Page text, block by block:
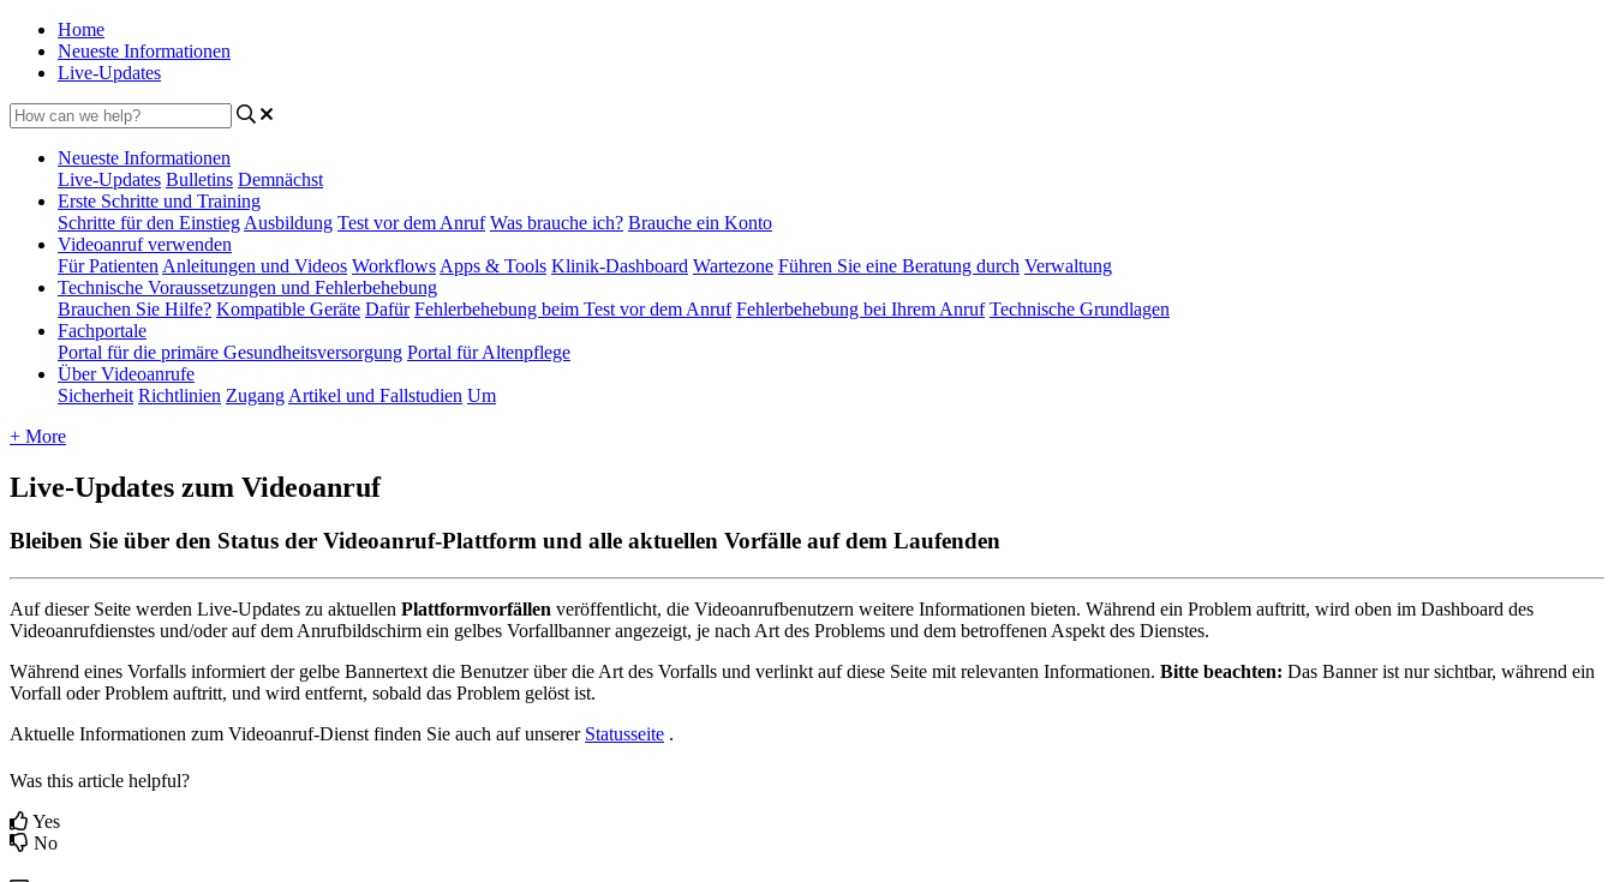
Home
Neueste Informationen
Live-Updates
Neueste Informationen
Live-Updates Bulletins Demnächst
Erste Schritte und Training
Schritte für den Einstieg Ausbildung Test vor dem Anruf Was brauche ich? Brauche ein Konto
Videoanruf verwenden
Für Patienten Anleitungen und Videos Workflows Apps & Tools Klinik-Dashboard Wartezone Führen Sie eine Beratung durch Verwaltung
Technische Voraussetzungen und Fehlerbehebung
Brauchen Sie Hilfe? Kompatible Geräte Dafür Fehlerbehebung beim Test vor dem Anruf Fehlerbehebung bei Ihrem Anruf Technische Grundlagen
Fachportale
Portal für die primäre Gesundheitsversorgung Portal für Altenpflege
Über Videoanrufe
Sicherheit Richtlinien Zugang Artikel und Fallstudien Um
+ More
Live-Updates zum Videoanruf
Bleiben Sie über den Status der Videoanruf-Plattform und alle aktuellen Vorfälle auf dem Laufenden
Auf dieser Seite werden Live-Updates zu aktuellen Plattformvorfällen veröffentlicht, die Videoanrufbenutzern weitere Informationen bieten. Während ein Problem auftritt, wird oben im Dashboard des
Videoanrufdienstes und/oder auf dem Anrufbildschirm ein gelbes Vorfallbanner angezeigt, je nach Art des Problems und dem betroffenen Aspekt des Dienstes.
Während eines Vorfalls informiert der gelbe Bannertext die Benutzer über die Art des Vorfalls und verlinkt auf diese Seite mit relevanten Informationen. Bitte beachten: Das Banner ist nur sichtbar, während ein
Vorfall oder Problem auftritt, und wird entfernt, sobald das Problem gelöst ist.
Aktuelle Informationen zum Videoanruf-Dienst finden Sie auch auf unserer Statusseite .
Was this article helpful?
Yes
No